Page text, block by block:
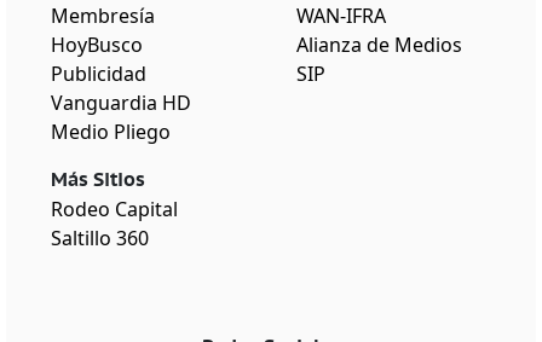
Membresía
HoyBusco
Publicidad
Vanguardia HD
Medio Pliego
Más Sitios
Rodeo Capital
Saltillo 360
WAN-IFRA
Alianza de Medios
SIP